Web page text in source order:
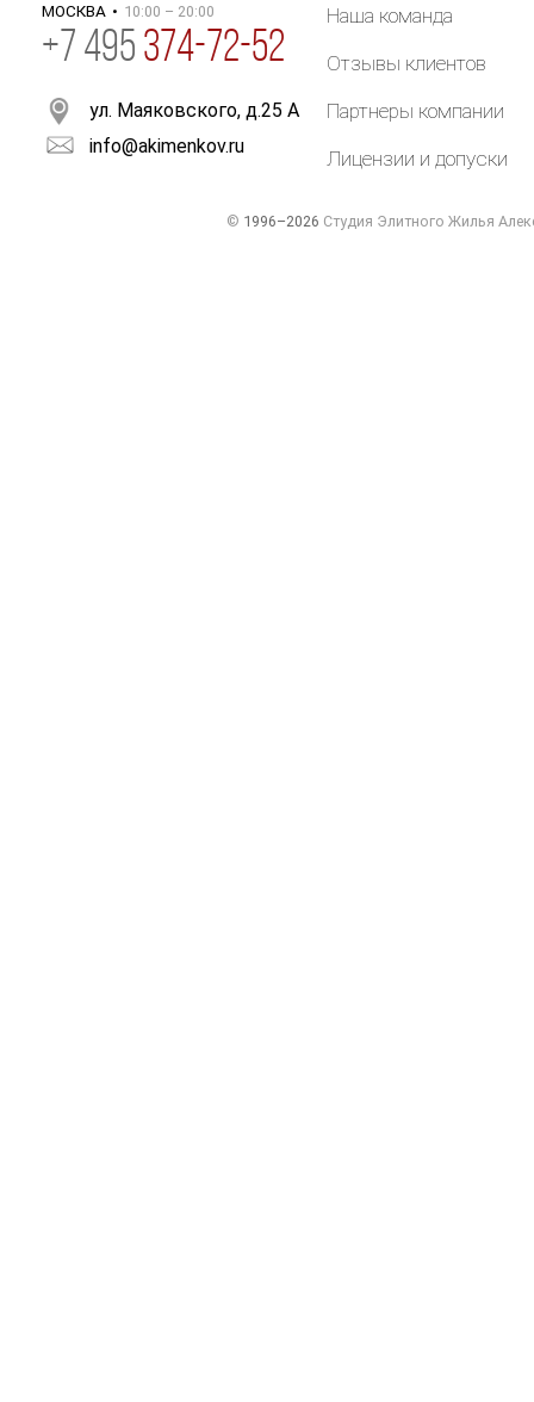
МОСКВА • 10:00 – 20:00
+7 495 374-72-52
ул. Маяковского, д.25 А
info@akimenkov.ru
Наша команда
Отзывы клиентов
Партнеры компании
Лицензии и допуски
© 1996–2026 Студия Элитного Жилья